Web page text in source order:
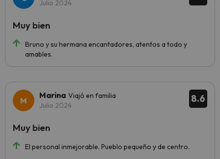
Julio 2024
Bruno y su hermana encantadores, atentos a todo y
amables.
Muy bien
8.6
Marina Viajó en familia
Julio 2024
El personal inmejorable. Pueblo pequeño y de centro.
Muy bien